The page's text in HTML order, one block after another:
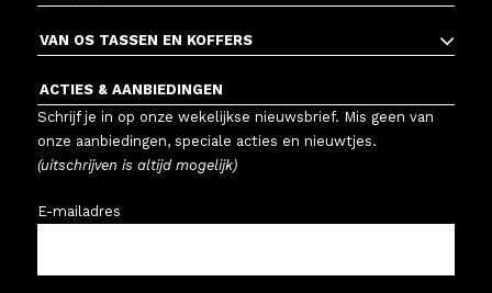
VAN OS TASSEN EN KOFFERS
ACTIES & AANBIEDINGEN
Schrijf je in op onze wekelijkse nieuwsbrief. Mis geen van
onze aanbiedingen, speciale acties en nieuwtjes.
(uitschrijven is altijd mogelijk)
E-mailadres